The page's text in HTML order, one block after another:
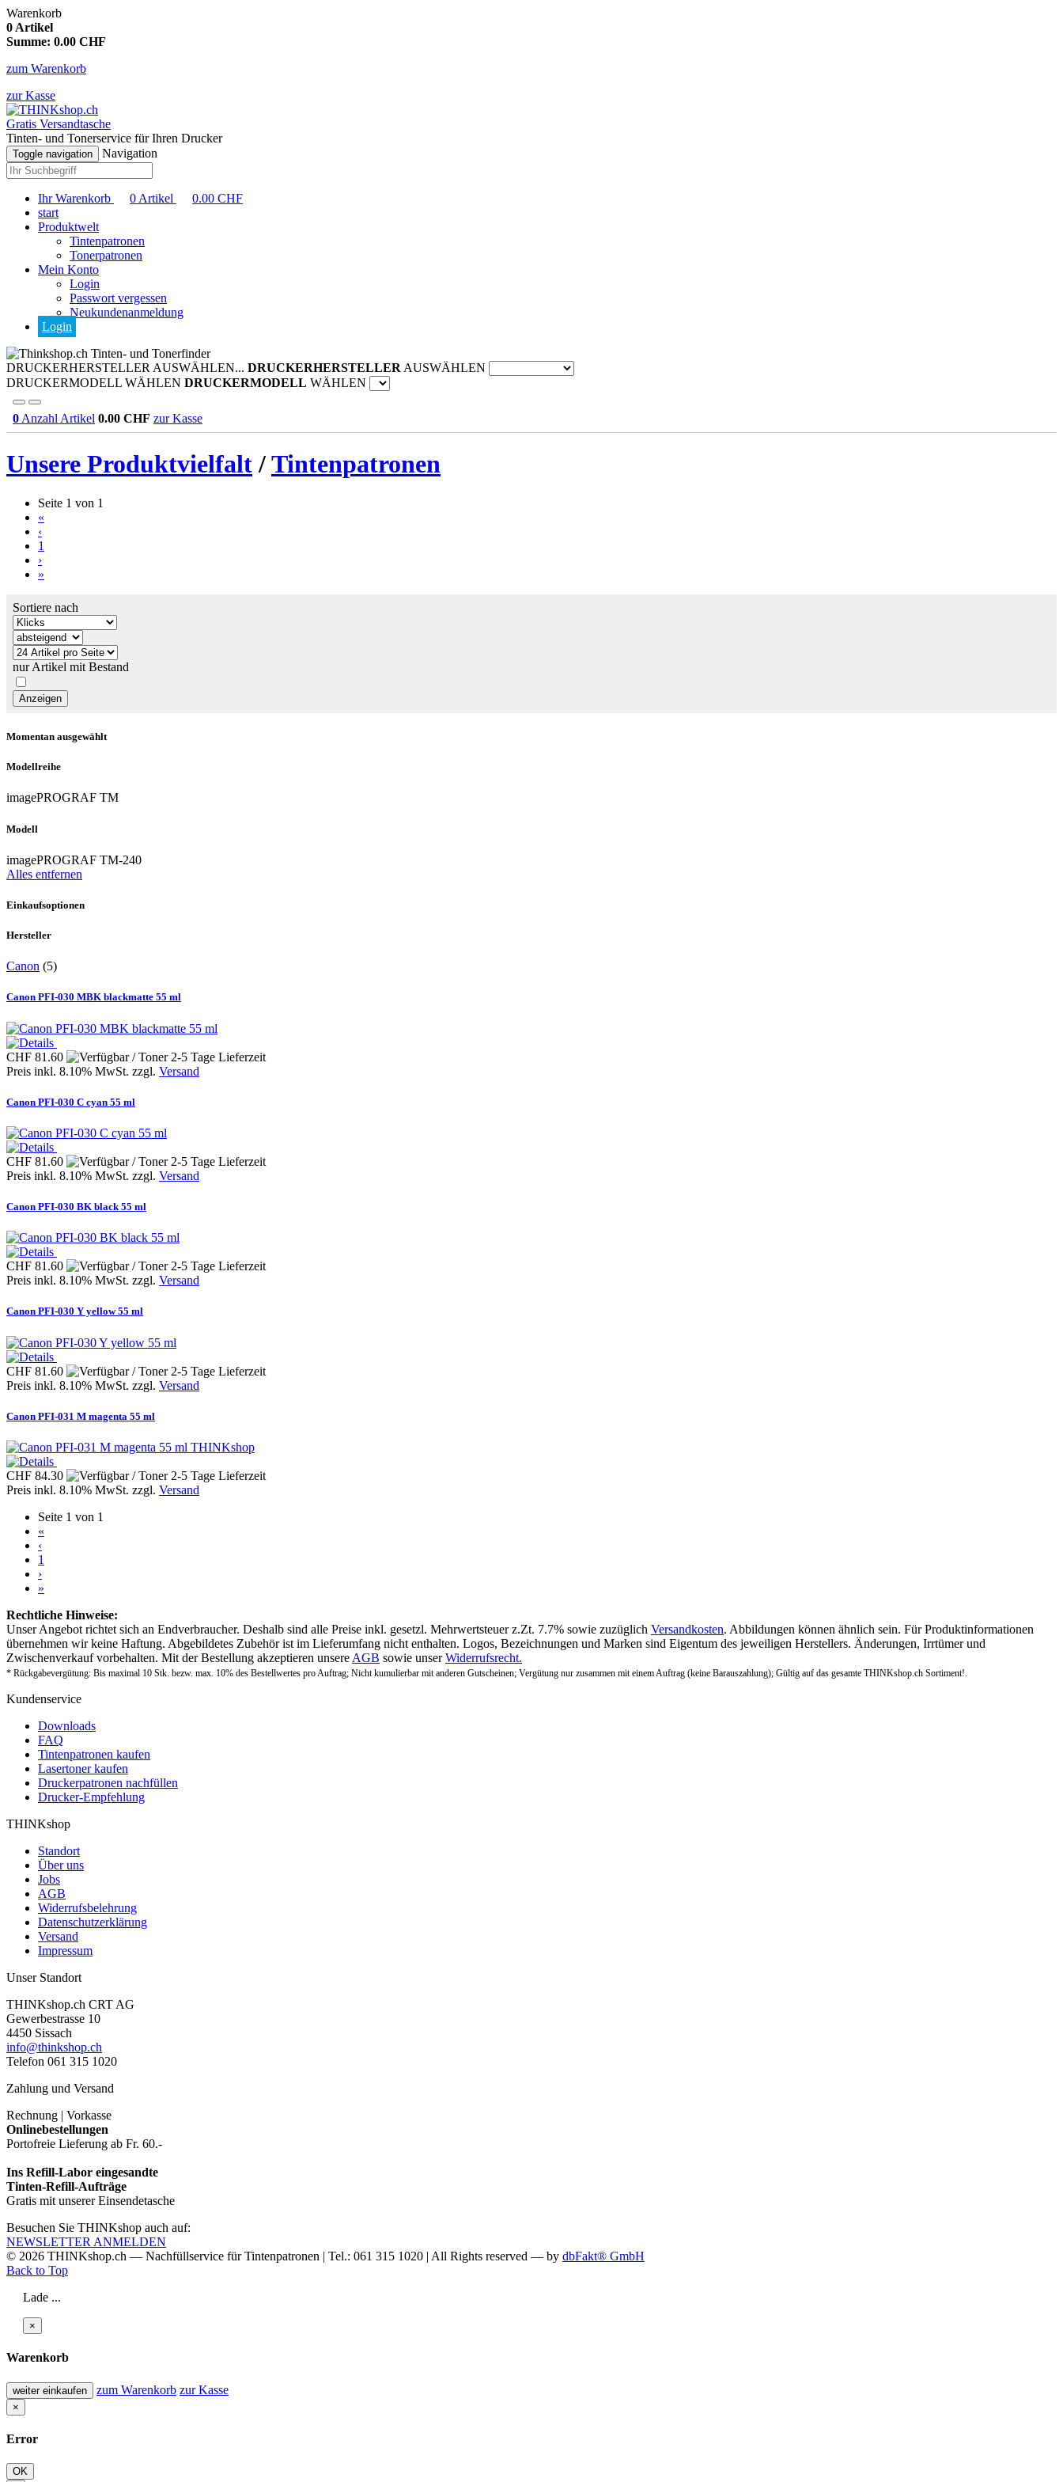
Warenkorb
0 Artikel
Summe: 0.00 CHF
zum Warenkorb
zur Kasse
Gratis Versandtasche
Tinten- und Tonerservice für Ihren Drucker
Toggle navigation Navigation
Ihr Warenkorb 0 Artikel 0.00 CHF
start
Produktwelt
Tintenpatronen
Tonerpatronen
Mein Konto
Login
Passwort vergessen
Neukundenanmeldung
Login
Tinten- und Tonerfinder
DRUCKERHERSTELLER AUSWÄHLEN... DRUCKERHERSTELLER AUSWÄHLEN
DRUCKERMODELL WÄHLEN DRUCKERMODELL WÄHLEN
0 Anzahl Artikel 0.00 CHF zur Kasse
Unsere Produktvielfalt/Tintenpatronen
Seite 1 von 1
«
‹
1
›
»
Sortiere nach
nur Artikel mit Bestand
Momentan ausgewählt
Modellreihe
imagePROGRAF TM
Modell
imagePROGRAF TM-240
Alles entfernen
Einkaufsoptionen
Hersteller
Canon (5)
Canon PFI-030 MBK blackmatte 55 ml
CHF 81.60
Preis inkl. 8.10% MwSt. zzgl. Versand
Canon PFI-030 C cyan 55 ml
CHF 81.60
Preis inkl. 8.10% MwSt. zzgl. Versand
Canon PFI-030 BK black 55 ml
CHF 81.60
Preis inkl. 8.10% MwSt. zzgl. Versand
Canon PFI-030 Y yellow 55 ml
CHF 81.60
Preis inkl. 8.10% MwSt. zzgl. Versand
Canon PFI-031 M magenta 55 ml
THINKshop
CHF 84.30
Preis inkl. 8.10% MwSt. zzgl. Versand
Seite 1 von 1
«
‹
1
›
»
Rechtliche Hinweise:
Unser Angebot richtet sich an Endverbraucher. Deshalb sind alle Preise inkl. gesetzl. Mehrwertsteuer z.Zt. 7.7% sowie zuzüglich Versandkosten. Abbildungen können ähnlich sein. Für Produktinformationen
übernehmen wir keine Haftung. Abgebildetes Zubehör ist im Lieferumfang nicht enthalten. Logos, Bezeichnungen und Marken sind Eigentum des jeweiligen Herstellers. Änderungen, Irrtümer und
Zwischenverkauf vorbehalten. Mit der Bestellung akzeptieren unsere AGB sowie unserWiderrufsrecht.
* Rückgabevergütung: Bis maximal 10 Stk. bezw. max. 10% des Bestellwertes pro Auftrag; Nicht kumulierbar mit anderen Gutscheinen; Vergütung nur zusammen mit einem Auftrag (keine Barauszahlung); Gültig auf das gesamte THINKshop.ch Sortiment!.
Kundenservice
Downloads
FAQ
Tintenpatronen kaufen
Lasertoner kaufen
Druckerpatronen nachfüllen
Drucker-Empfehlung
THINKshop
Standort
Über uns
Jobs
AGB
Widerrufsbelehrung
Datenschutzerklärung
Versand
Impressum
Unser Standort
THINKshop.ch CRT AG
Gewerbestrasse 10
4450 Sissach
info@thinkshop.ch
Telefon 061 315 1020
Zahlung und Versand
Rechnung | Vorkasse
Onlinebestellungen
Portofreie Lieferung ab Fr. 60.-
Ins Refill-Labor eingesandte
Tinten-Refill-Aufträge
Gratis mit unserer Einsendetasche
Besuchen Sie THINKshop auch auf:
NEWSLETTER ANMELDEN
© 2026 THINKshop.ch — Nachfüllservice fürTintenpatronen | Tel.: 061 315 1020 | All Rights reserved — by dbFakt® GmbH
Back to Top
Lade ...
×
Warenkorb
weiter einkaufen zum Warenkorb zur Kasse
×
Error
OK